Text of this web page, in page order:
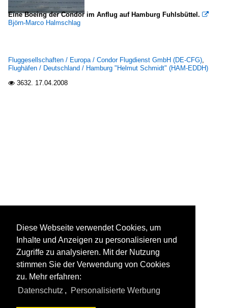
Eine Boeing der Condor im Anflug auf Hamburg Fuhlsbüttel. 
Björn-Marco Halmschlag
Fluggesellschaften / Europa / Condor Flugdienst GmbH (DE-CFG),
Flughäfen / Deutschland / Hamburg "Helmut Schmidt" (HAM-EDDH)
 3632. 17.04.2008
Diese Webseite verwendet Cookies, um
Inhalte und Anzeigen zu personalisieren und
Zugriffe zu analysieren. Mit der Nutzung
stimmen Sie der Verwendung von Cookies
zu. Mehr erfahren:
Datenschutz , Personalisierte Werbung